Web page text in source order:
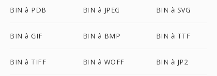
BIN à PDB BIN à JPEG BIN à SVG
BIN à GIF BIN à BMP BIN à TTF
BIN à TIFF BIN à WOFF BIN à JP2